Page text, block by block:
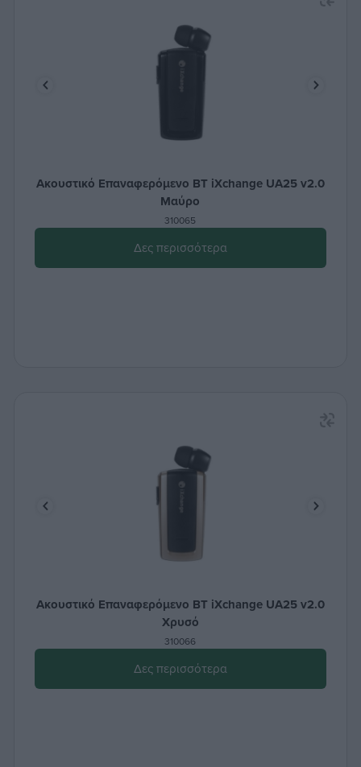
Ακουστικό Επαναφερόμενο BT iXchange UA25 v2.0
Μαύρο
310065
Δες περισσότερα
Ακουστικό Επαναφερόμενο BT iXchange UA25 v2.0
Χρυσό
310066
Δες περισσότερα